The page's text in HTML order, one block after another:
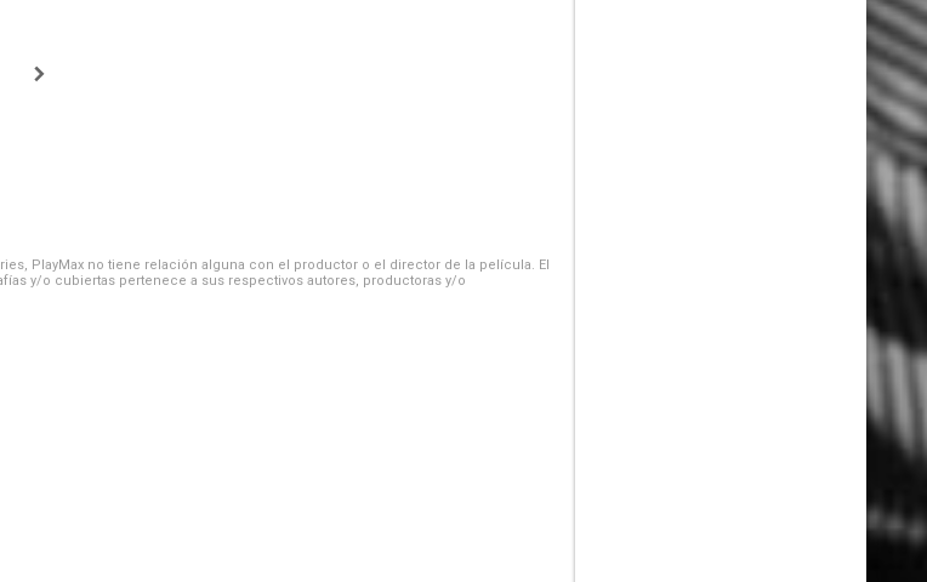
PlayMax no tiene relación alguna con el productor o el director de la película. El
y/o cubiertas pertenece a sus respectivos autores, productoras y/o